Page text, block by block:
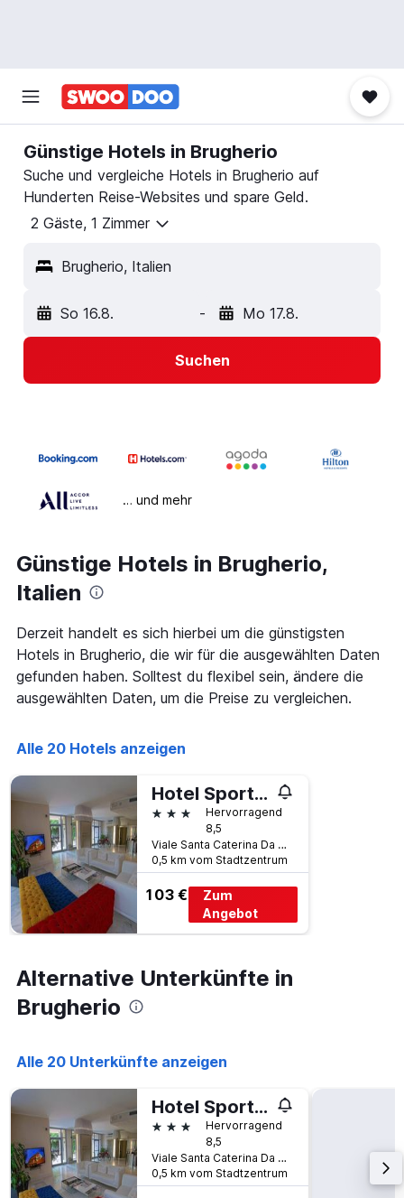
Günstige Hotels in Brugherio
Suche und vergleiche Hotels in Brugherio auf
Hunderten Reise-Websites und spare Geld.
2 Gäste, 1 Zimmer
Brugherio, Italien
So 16.8. - Mo 17.8.
Suchen
… und mehr
Günstige Hotels in Brugherio,
Italien
Derzeit handelt es sich hierbei um die günstigsten
Hotels in Brugherio, die wir für die ausgewählten Daten
gefunden haben. Solltest du flexibel sein, ändere die
ausgewählten Daten, um die Preise zu vergleichen.
Alle 20 Hotels anzeigen
Hotel Sporting Brugherio
3 SterneHervorragend
8,5
Viale Santa Caterina Da Siena 35, Brugherio, Monza e Brianza, Italien
0,5 km vom Stadtzentrum
103 €
Zum
Angebot
Alternative Unterkünfte in
Brugherio
Alle 20 Unterkünfte anzeigen
Hotel Sporting Brugherio
3 SterneHervorragend
8,5
Viale Santa Caterina Da Siena 35, Brugherio, Monza e Brianza, Italien
0,5 km vom Stadtzentrum